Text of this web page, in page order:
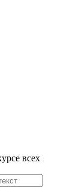
всех